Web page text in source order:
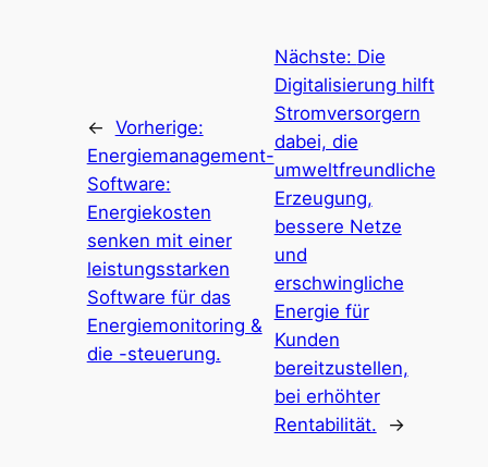
← Vorherige:
Energiemanagement-
Software:
Energiekosten
senken mit einer
leistungsstarken
Software für das
Energiemonitoring &
die -steuerung.
Nächste: Die
Digitalisierung hilft
Stromversorgern
dabei, die
umweltfreundliche
Erzeugung,
bessere Netze
und
erschwingliche
Energie für
Kunden
bereitzustellen,
bei erhöhter
Rentabilität.
→